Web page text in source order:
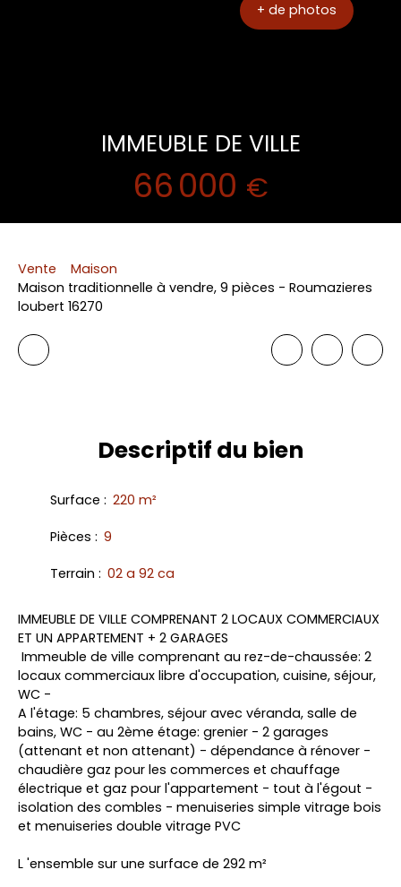
+ de photos
IMMEUBLE DE VILLE
66 000 €
Vente
Maison
Maison traditionnelle à vendre, 9 pièces - Roumazieres
loubert 16270
Descriptif du bien
Surface : 220 m²
Pièces : 9
Terrain : 02 a 92 ca
IMMEUBLE DE VILLE COMPRENANT 2 LOCAUX COMMERCIAUX
ET UN APPARTEMENT + 2 GARAGES
Immeuble de ville comprenant au rez-de-chaussée: 2
locaux commerciaux libre d'occupation, cuisine, séjour,
WC -
A l'étage: 5 chambres, séjour avec véranda, salle de
bains, WC - au 2ème étage: grenier - 2 garages
(attenant et non attenant) - dépendance à rénover -
chaudière gaz pour les commerces et chauffage
électrique et gaz pour l'appartement - tout à l'égout -
isolation des combles - menuiseries simple vitrage bois
et menuiseries double vitrage PVC
L 'ensemble sur une surface de 292 m²